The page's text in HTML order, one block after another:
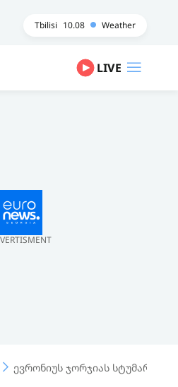
Tbilisi 10.08 Weather
LIVE
ევრონიუს ჯორჯიას სტუმარი